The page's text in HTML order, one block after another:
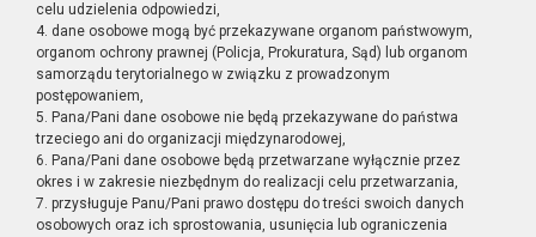
celu udzielenia odpowiedzi,
4. dane osobowe mogą być przekazywane organom państwowym,
organom ochrony prawnej (Policja, Prokuratura, Sąd) lub organom
samorządu terytorialnego w związku z prowadzonym
postępowaniem,
5. Pana/Pani dane osobowe nie będą przekazywane do państwa
trzeciego ani do organizacji międzynarodowej,
6. Pana/Pani dane osobowe będą przetwarzane wyłącznie przez
okres i w zakresie niezbędnym do realizacji celu przetwarzania,
7. przysługuje Panu/Pani prawo dostępu do treści swoich danych
osobowych oraz ich sprostowania, usunięcia lub ograniczenia